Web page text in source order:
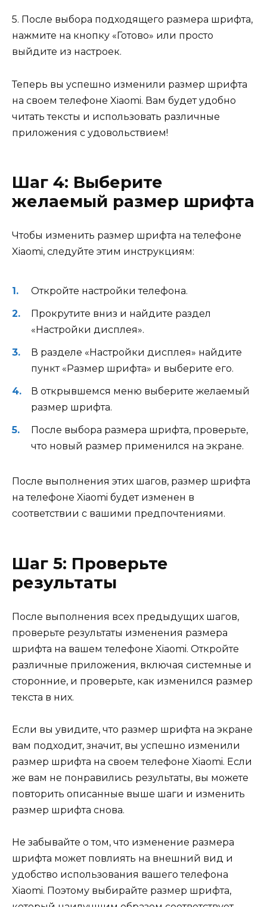
5. После выбора подходящего размера шрифта,
нажмите на кнопку «Готово» или просто
выйдите из настроек.
Теперь вы успешно изменили размер шрифта
на своем телефоне Xiaomi. Вам будет удобно
читать тексты и использовать различные
приложения с удовольствием!
Шаг 4: Выберите
желаемый размер шрифта
Чтобы изменить размер шрифта на телефоне
Xiaomi, следуйте этим инструкциям:
Откройте настройки телефона.
Прокрутите вниз и найдите раздел
«Настройки дисплея».
В разделе «Настройки дисплея» найдите
пункт «Размер шрифта» и выберите его.
В открывшемся меню выберите желаемый
размер шрифта.
После выбора размера шрифта, проверьте,
что новый размер применился на экране.
После выполнения этих шагов, размер шрифта
на телефоне Xiaomi будет изменен в
соответствии с вашими предпочтениями.
Шаг 5: Проверьте
результаты
После выполнения всех предыдущих шагов,
проверьте результаты изменения размера
шрифта на вашем телефоне Xiaomi. Откройте
различные приложения, включая системные и
сторонние, и проверьте, как изменился размер
текста в них.
Если вы увидите, что размер шрифта на экране
вам подходит, значит, вы успешно изменили
размер шрифта на своем телефоне Xiaomi. Если
же вам не понравились результаты, вы можете
повторить описанные выше шаги и изменить
размер шрифта снова.
Не забывайте о том, что изменение размера
шрифта может повлиять на внешний вид и
удобство использования вашего телефона
Xiaomi. Поэтому выбирайте размер шрифта,